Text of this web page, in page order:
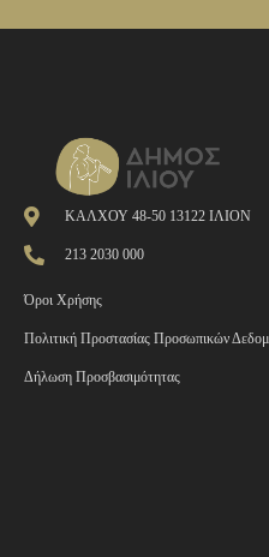
ΚΑΛΧΟΥ 48-50 13122 ΙΛΙΟΝ
213 2030 000
Όροι Χρήσης
Πολιτική Προστασίας Προσωπικών
Δήλωση Προσβασιμότητας